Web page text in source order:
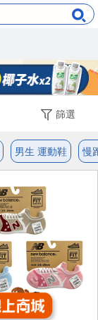
篩選
男生 運動鞋 慢